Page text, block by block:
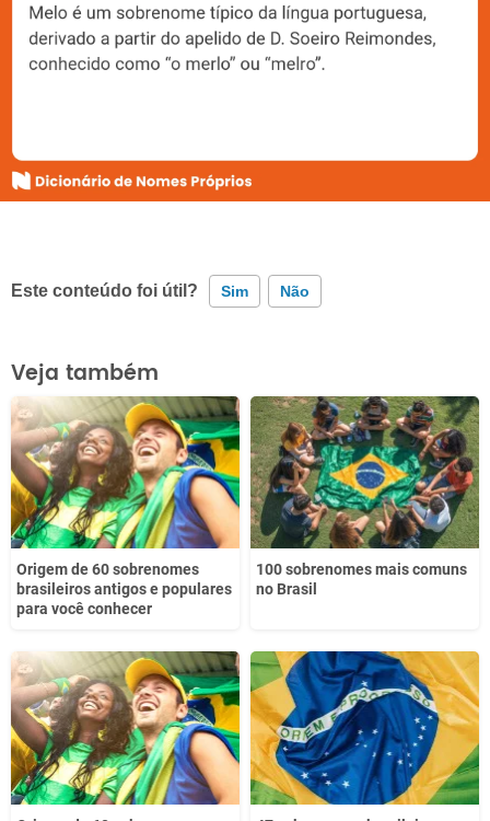
Este conteúdo foi útil? Sim Não
Este conteúdo contém informação incorreta
Este conteúdo não tem a informação que procuro
Outro
Veja também
Origem de 60 sobrenomes
brasileiros antigos e populares
para você conhecer
100 sobrenomes mais comuns
no Brasil